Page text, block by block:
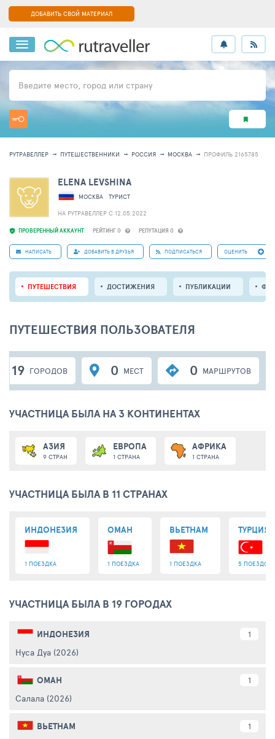
ДОБАВИТЬ СВОЙ МАТЕРИАЛ
Введите место, город или страну
РУТРАВЕЛЛЕР ПУТЕШЕСТВЕННИКИ РОССИЯ МОСКВА ПРОФИЛЬ 2165785
ПРОВЕРЕННЫЙ АККАУНТ РЕЙТИНГ 0 РЕПУТАЦИЯ 0
ELENA LEVSHINA
МОСКВА
ТУРИСТ
НА РУТРАВЕЛЛЕР C 12.05.2022
НАПИСАТЬ ДОБАВИТЬ В ДРУЗЬЯ ПОДПИСАТЬСЯ ОЦЕНИТЬ
ПУТЕШЕСТВИЯ ДОСТИЖЕНИЯ ПУБЛИКАЦИИ
ПУТЕШЕСТВИЯ ПОЛЬЗОВАТЕЛЯ
19 ГОРОДОВ 0 МЕСТ 0 МАРШРУТОВ
УЧАСТНИЦА БЫЛА НА 3 КОНТИНЕНТАХ
АЗИЯ
9 СТРАН
ЕВРОПА
1 СТРАНА
АФРИКА
1 СТРАНА
УЧАСТНИЦА БЫЛА В 11 СТРАНАХ
ИНДОНЕЗИЯ
1 ПОЕЗДКА
ОМАН
1 ПОЕЗДКА
ВЬЕТНАМ
1 ПОЕЗДКА
ТУРЦИЯ
5 ПОЕЗДОК
УЧАСТНИЦА БЫЛА В 19 ГОРОДАХ
ИНДОНЕЗИЯ 1
Нуса Дуа (2026)
ОМАН 1
Салала (2026)
ВЬЕТНАМ 1